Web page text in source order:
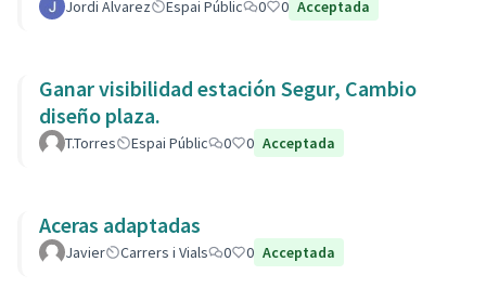
Jordi Alvarez Espai Públic 0 0 Acceptada
Ganar visibilidad estación Segur, Cambio
diseño plaza.
T.Torres Espai Públic 0 0 Acceptada
Aceras adaptadas
Javier Carrers i Vials 0 0 Acceptada